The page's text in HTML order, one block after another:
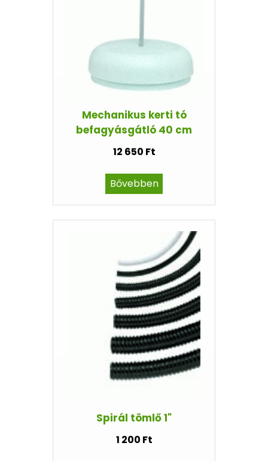
Mechanikus kerti tó
befagyásgátló 40 cm
12 650 Ft
Bővebben
Spirál tömlő 1"
1 200 Ft